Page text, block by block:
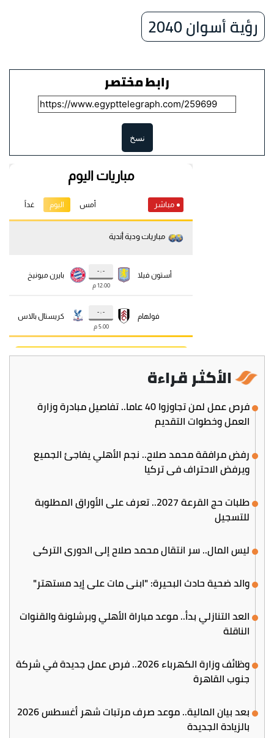
رؤية أسوان 2040
رابط مختصر
نسخ
الأكثر قراءة
فرص عمل لمن تجاوزوا 40 عاما.. تفاصيل مبادرة وزارة
العمل وخطوات التقديم
رفض مرافقة محمد صلاح.. نجم الأهلي يفاجئ الجميع
ويرفض الاحتراف في تركيا
طلبات حج القرعة 2027.. تعرف على الأوراق المطلوبة
للتسجيل
ليس المال.. سر انتقال محمد صلاح إلى الدوري التركي
والد ضحية حادث البحيرة: "ابني مات على إيد مستهتر"
العد التنازلي بدأ.. موعد مباراة الأهلي وبرشلونة والقنوات
الناقلة
وظائف وزارة الكهرباء 2026.. فرص عمل جديدة في شركة
جنوب القاهرة
بعد بيان المالية.. موعد صرف مرتبات شهر أغسطس 2026
بالزيادة الجديدة